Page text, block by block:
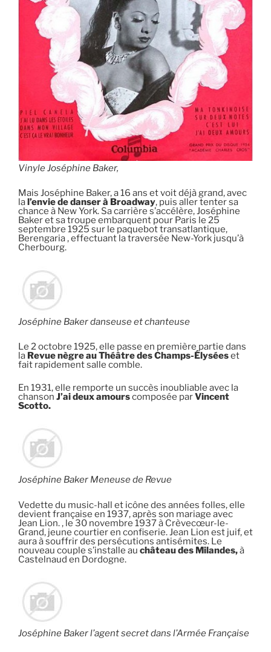
Vinyle Joséphine Baker,
Mais Joséphine Baker, a 16 ans et voit déjà grand, avec
lal’envie de danser à Broadway, puis aller tenter sa
chance à New York. Sa carrière s’accélère, Joséphine
Baker et sa troupe embarquent pour Paris le 25
septembre 1925 sur le paquebot transatlantique,
Berengaria , effectuant la traversée New-York jusqu’à
Cherbourg.
Joséphine Baker danseuse et chanteuse
Le 2 octobre 1925, elle passe en première partie dans
la Revue nègre au Théâtre des Champs-Élyséeset
fait rapidement salle comble.
En 1931, elle remporte un succès inoubliable avec la
chanson J’ai deux amourscomposée parVincent
Scotto.
Joséphine Baker Meneuse de Revue
Vedette du music-hall et icône des années folles, elle
devient française en 1937, après son mariage avec
Jean Lion. , le 30 novembre 1937 à Crèvecœur-le-
Grand, jeune courtier en confiserie. Jean Lion est juif, et
aura à souffrir des persécutions antisémites. Le
nouveau couple s’installe au château des Milandes,à
Castelnaud en Dordogne.
Joséphine Baker l’agent secret dans l’Armée Française